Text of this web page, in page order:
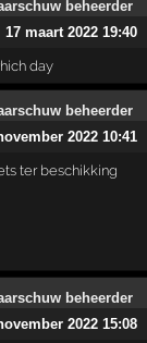
17 maart 2022 19:40
day
2022 10:41
ter beschikking
2022 15:08